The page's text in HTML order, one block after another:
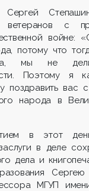
ветеранов с
войне:
потому что
мы не
Поэтому я
поздравить вас
народа в
в этот
в деле
дела и
МГУП